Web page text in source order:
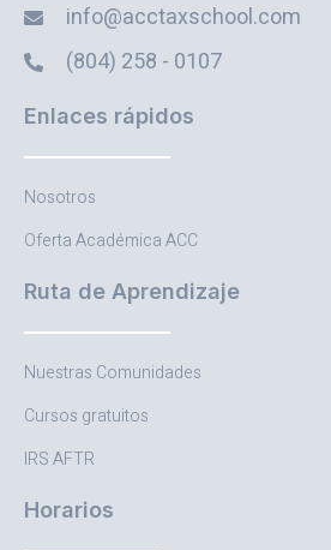
info@acctaxschool.com
(804) 258 - 0107
Enlaces rápidos
Nosotros
Oferta Académica ACC
Ruta de Aprendizaje
Nuestras Comunidades
Cursos gratuitos
IRS AFTR
Horarios